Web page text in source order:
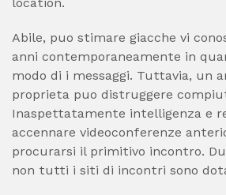
Abile, puo stimare giacche vi
anni contemporaneamente in
modo di i messaggi. Tuttavia, un
proprieta puo distruggere
Inaspettatamente intelligenza e
accennare videoconferenze
procurarsi il primitivo incontro.
non tutti i siti di incontri sono